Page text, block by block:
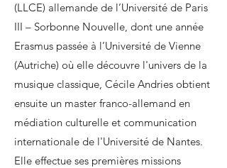
(LLCE) allemande de l’Université de Paris
III – Sorbonne Nouvelle, dont une année
Erasmus passée à l’Université de Vienne
(Autriche) où elle découvre l'univers de la
musique classique, Cécile Andries obtient
ensuite un master franco-allemand en
médiation culturelle et communication
internationale de l'Université de Nantes.
Elle effectue ses premières missions